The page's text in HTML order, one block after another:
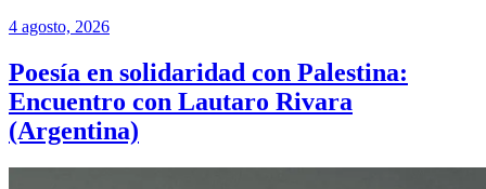
4 agosto, 2026
Poesía en solidaridad con Palestina:
Encuentro con Lautaro Rivara
(Argentina)